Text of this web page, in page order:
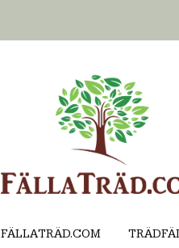
FÄLLATRÄD.COM